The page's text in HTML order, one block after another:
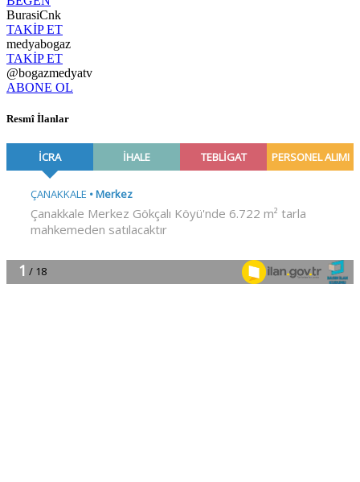
BurasiCnk
TAKİP ET
medyabogaz
TAKİP ET
@bogazmedyatv
ABONE OL
Resmî İlanlar